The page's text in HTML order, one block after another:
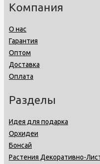
Компания
О нас
Гарантия
Оптом
Доставка
Оплата
Разделы
Идея для подарка
Орхидеи
Бонсай
Растения Декоративно-